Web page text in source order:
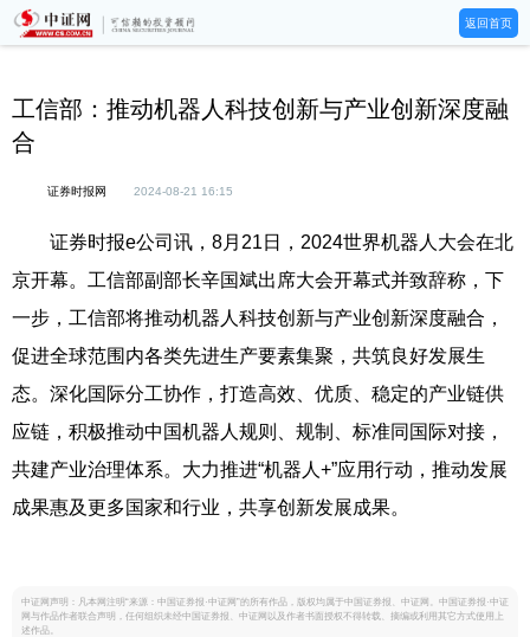
返回首页
工信部：推动机器人科技创新与产业创新深度融
合
证券时报网 2024-08-21 16:15
证券时报e公司讯，8月21日，2024世界机器人大会在北
京开幕。工信部副部长辛国斌出席大会开幕式并致辞称，下
一步，工信部将推动机器人科技创新与产业创新深度融合，
促进全球范围内各类先进生产要素集聚，共筑良好发展生
态。深化国际分工协作，打造高效、优质、稳定的产业链供
应链，积极推动中国机器人规则、规制、标准同国际对接，
共建产业治理体系。大力推进“机器人+”应用行动，推动发展
成果惠及更多国家和行业，共享创新发展成果。
中证网声明：凡本网注明“来源：中国证券报·中证网”的所有作品，版权均属于中国证券报、中证网。中国证券报·中证
网与作品作者联合声明，任何组织未经中国证券报、中证网以及作者书面授权不得转载、摘编或利用其它方式使用上
述作品。